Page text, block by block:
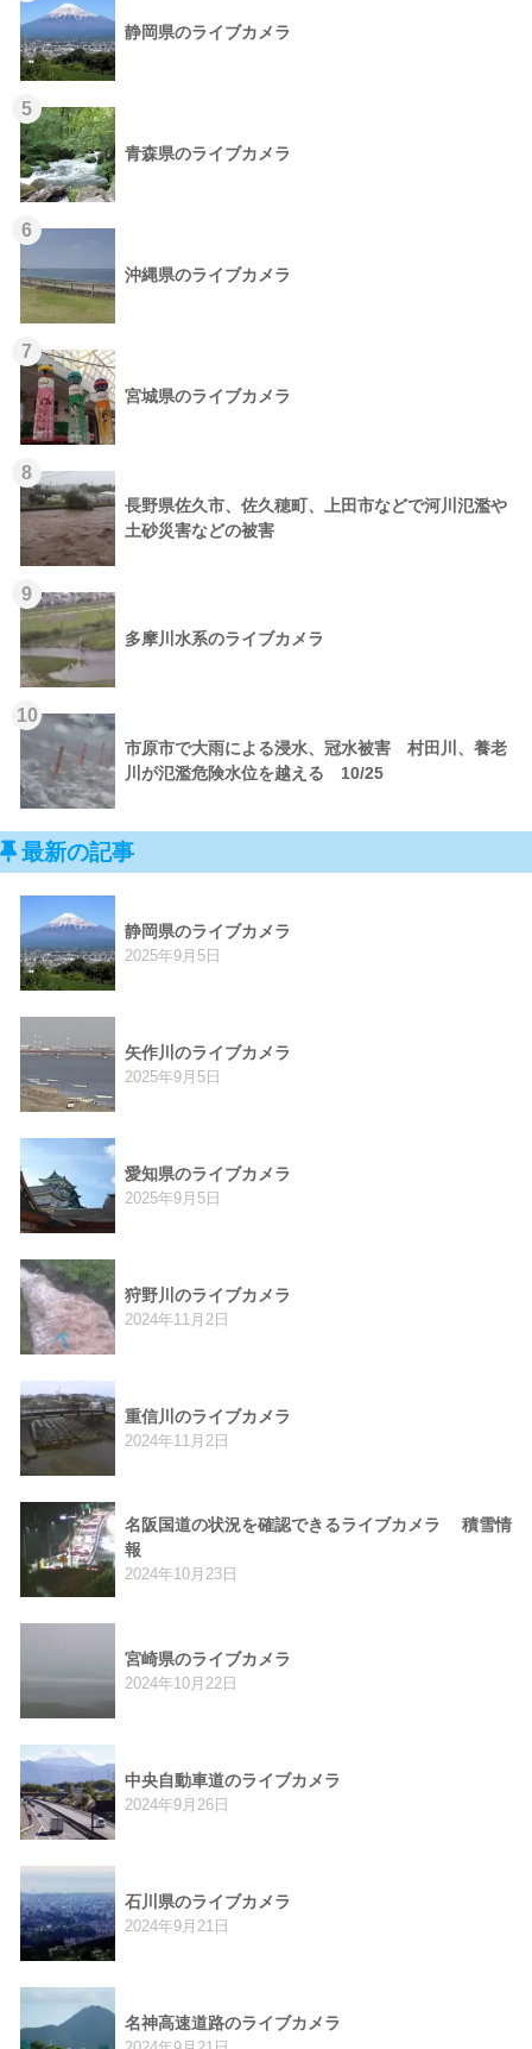
静岡県のライブカメラ
5
青森県のライブカメラ
6
沖縄県のライブカメラ
7
宮城県のライブカメラ
8
長野県佐久市、佐久穂町、上田市などで河川氾濫や
土砂災害などの被害
9
多摩川水系のライブカメラ
10
市原市で大雨による浸水、冠水被害 村田川、養老
川が氾濫危険水位を越える 10/25
最新の記事
静岡県のライブカメラ
2025年9月5日
矢作川のライブカメラ
2025年9月5日
愛知県のライブカメラ
2025年9月5日
狩野川のライブカメラ
2024年11月2日
重信川のライブカメラ
2024年11月2日
名阪国道の状況を確認できるライブカメラ 積雪情
報
2024年10月23日
宮崎県のライブカメラ
2024年10月22日
中央自動車道のライブカメラ
2024年9月26日
石川県のライブカメラ
2024年9月21日
名神高速道路のライブカメラ